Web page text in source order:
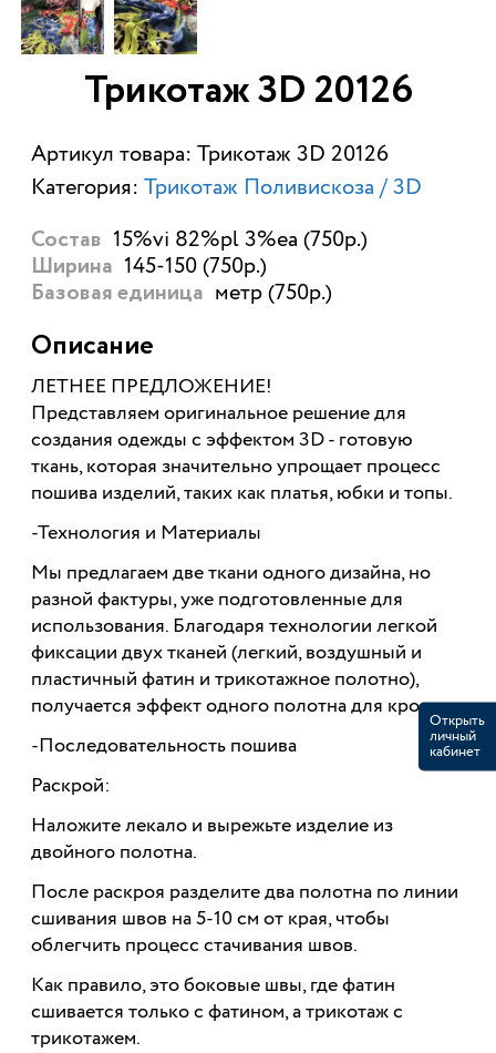
Трикотаж 3D 20126
Артикул товара: Трикотаж 3D 20126
Категория: Трикотаж Поливискоза / 3D
Состав 15%vi 82%pl 3%ea (750р.)
Ширина 145-150 (750р.)
Базовая единица метр (750р.)
Описание
ЛЕТНЕЕ ПРЕДЛОЖЕНИЕ!
Представляем оригинальное решение для
создания одежды с эффектом 3D - готовую
ткань, которая значительно упрощает процесс
пошива изделий, таких как платья, юбки и топы.
-Технология и Материалы
Мы предлагаем две ткани одного дизайна, но
разной фактуры, уже подготовленные для
использования. Благодаря технологии легкой
фиксации двух тканей (легкий, воздушный и
пластичный фатин и трикотажное полотно),
получается эффект одного полотна для кроя.
-Последовательность пошива
Раскрой:
Наложите лекало и вырежьте изделие из
двойного полотна.
После раскроя разделите два полотна по линии
сшивания швов на 5-10 см от края, чтобы
облегчить процесс стачивания швов.
Как правило, это боковые швы, где фатин
сшивается только с фатином, а трикотаж с
трикотажем.
Открыть
личный
кабинет